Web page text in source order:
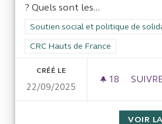
? Quels sont les...
Filtrer les résultats de la
Soutien social et politique de
Filtrer les résultats pour le secteur :
CRC Hauts de France
CRÉÉ LE
22/09/2025
18 18
VOIR